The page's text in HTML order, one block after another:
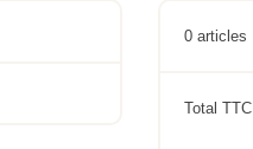
0 articles
Total TTC